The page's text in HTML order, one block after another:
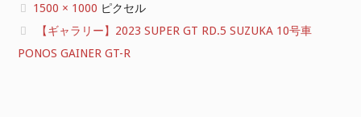
フ
ル
サ
1500 × 1000 ピクセル
【ギャラリー】2023 SUPER GT RD.5 SUZUKA 10号車
PONOS GAINER GT-R